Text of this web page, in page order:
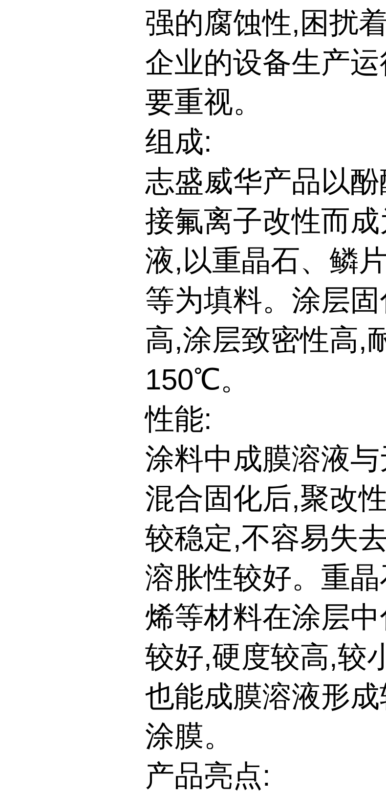
强的腐蚀性,困扰
企业的设备生产
要重视。
组成:
志盛威华产品以
接氟离子改性而
液,以重晶石、鳞
等为填料。涂层
高,涂层致密性高,
150℃。
性能:
涂料中成膜溶液
混合固化后,聚改
较稳定,不容易失
溶胀性较好。重
烯等材料在涂层
较好,硬度较高,较
也能成膜溶液形
涂膜。
产品亮点: